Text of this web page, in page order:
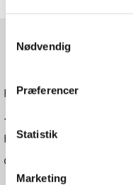
Nødvendig
Præferencer
Statistik
Marketing
Fredericia, Give,
.
Haderslevvej 1, 7100 Vejle
CVR. 27345859